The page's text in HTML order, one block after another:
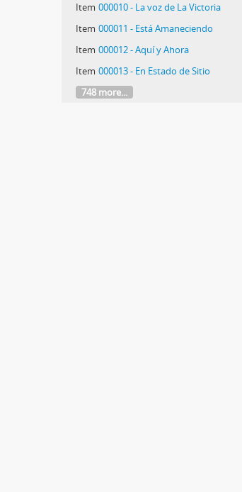
Item 000010 - La voz de La Victoria
Item 000011 - Está Amaneciendo
Item 000012 - Aquí y Ahora
Item 000013 - En Estado de Sitio
748 more...